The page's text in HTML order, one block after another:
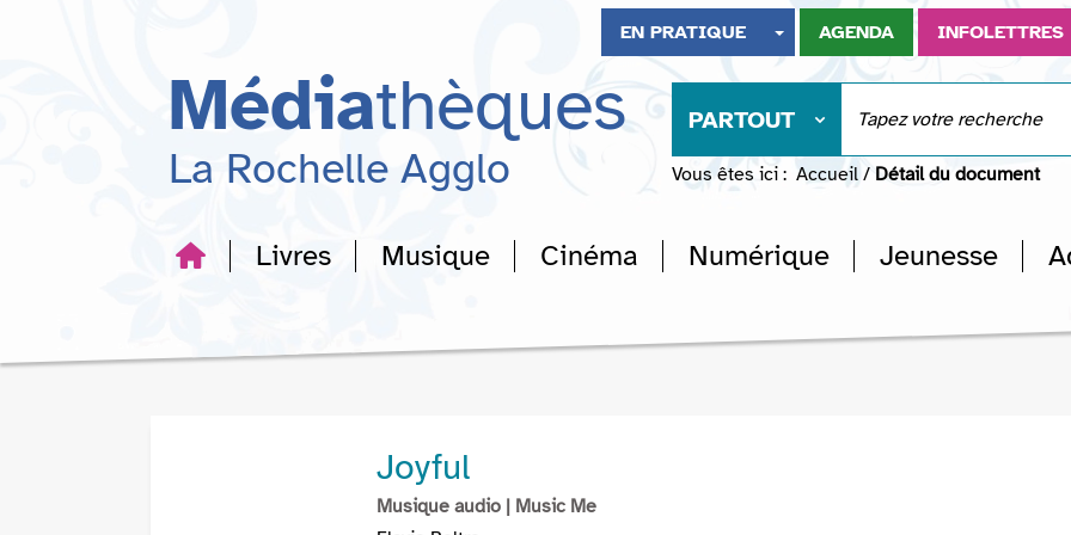
recherche
EN PRATIQUE AGENDA INFOLETTRES
Médiathèques
La Rochelle Agglo
PARTOUT
Vous êtes ici : Accueil / Détail du document
Livres Musique Cinéma Numérique Jeunesse
Joyful
Musique audio | Music Me